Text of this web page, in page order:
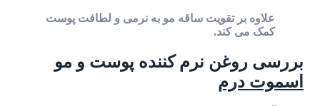
علاوه بر تقویت ساقه مو به نرمی و لطافت پوست
کمک می کند.
بررسی روغن نرم کننده پوست و مو
اسموت درم